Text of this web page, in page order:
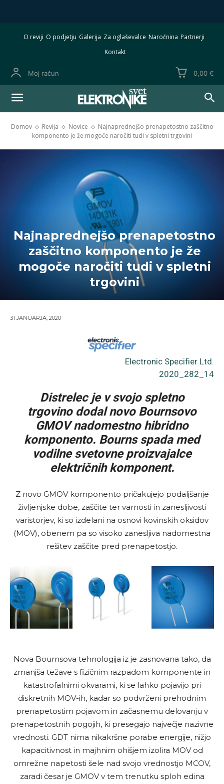
O reviji O podjetju Galerija Za oglaševalce Naročnina Partnerji
Kontakt
Moj račun 0,00 €
Domov Revija Novice
Najnaprednejšo prenapetostno zaščitno
komponento je že mogoče naročiti tudi v spletni trgovini
Najnaprednejšo prenapetostno
zaščitno komponento je že
mogoče naročiti tudi v spletni
trgovini
31 JANUARJA, 2020
Electronic Specifier Ltd.
2020_282_14
Distrelec je v svojo spletno
trgovino dodal novo Bournsovo
GMOV nadomestno hibridno
komponento. Bourns spada med
vodilne svetovne proizvajalce
električnih komponent.
Z novo GMOV komponento pričakujejo podaljšanje
življenjske dobe, zaščite ter varnosti in zanesljivosti
varistorjev, ki so izdelani na osnovi kovinskih oksidov
(MOV), obenem pa so visoko zanesljiva nadomestna
rešitev zaščite pred prenapetostjo.
Nova Bournsova tehnologija iz je zasnovana tako, da
zmanjša težave s fizičnim razpadom komponente in
katastrofalnimi okvarami, ki se lahko pojavijo pri
diskretnih MOV-ih, kadar so podvrženi prehodnim
prenapetostim pojavom in začasnemu delovanju v
prenapetostnih pogojih, ki presegajo največje nazivne
vrednosti. GDT nima nikakršne porabe energije, nižjo
kapacitivnost in majhnim ohišjem izolira MOV od
omrežne napetosti šele nad svojo vrednostjo MCOV,
zaradi česar je GMOV v tem trenutku sploh edina